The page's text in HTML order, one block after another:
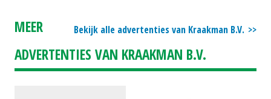
Bekijk alle advertenties van Kraakman B.V.
MEER
ADVERTENTIES VAN KRAAKMAN B.V.